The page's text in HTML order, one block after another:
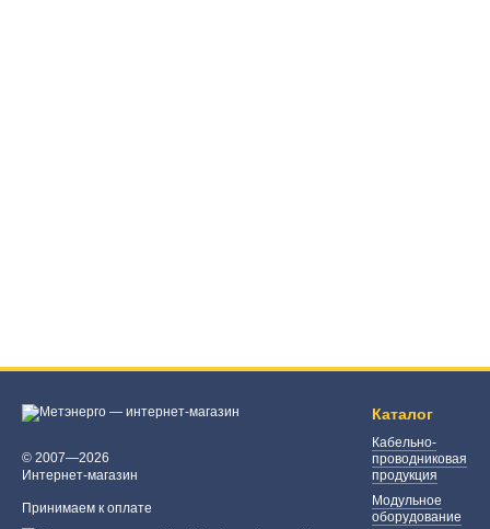
© 2007—2026
Интернет-магазин
Принимаем к оплате
Каталог
Кабельно-
проводниковая
продукция
Модульное
оборудование